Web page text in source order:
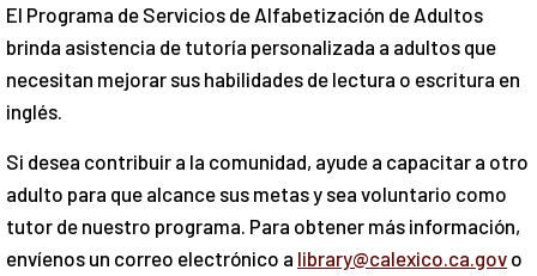
El Programa de Servicios de Alfabetización de Adultos
brinda asistencia de tutoría personalizada a adultos que
necesitan mejorar sus habilidades de lectura o escritura en
inglés.
Si desea contribuir a la comunidad, ayude a capacitar a otro
adulto para que alcance sus metas y sea voluntario como
tutor de nuestro programa. Para obtener más información,
envíenos un correo electrónico a library@calexico.ca.gov o